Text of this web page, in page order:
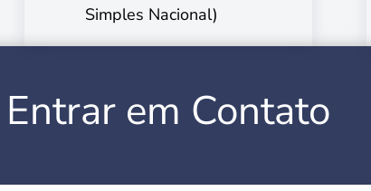
Simples Nacional)
Entrar em Contato